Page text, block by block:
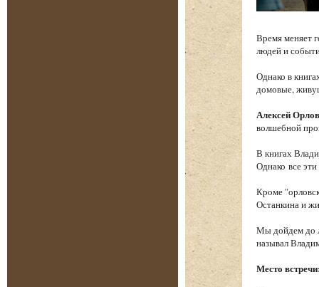
Время меняет
людей и
Однако в
домовые,
Алексей Орлов
волшебной
В книгах
Однако все
Кроме
Останкина и
Мы дойдем до
называл
Место